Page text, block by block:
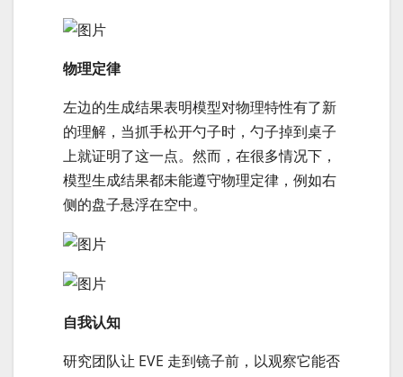
物理定律
左边的生成结果表明模型对物理特性有了新
的理解，当抓手松开勺子时，勺子掉到桌子
上就证明了这一点。然而，在很多情况下，
模型生成结果都未能遵守物理定律，例如右
侧的盘子悬浮在空中。
自我认知
研究团队让 EVE 走到镜子前，以观察它能否